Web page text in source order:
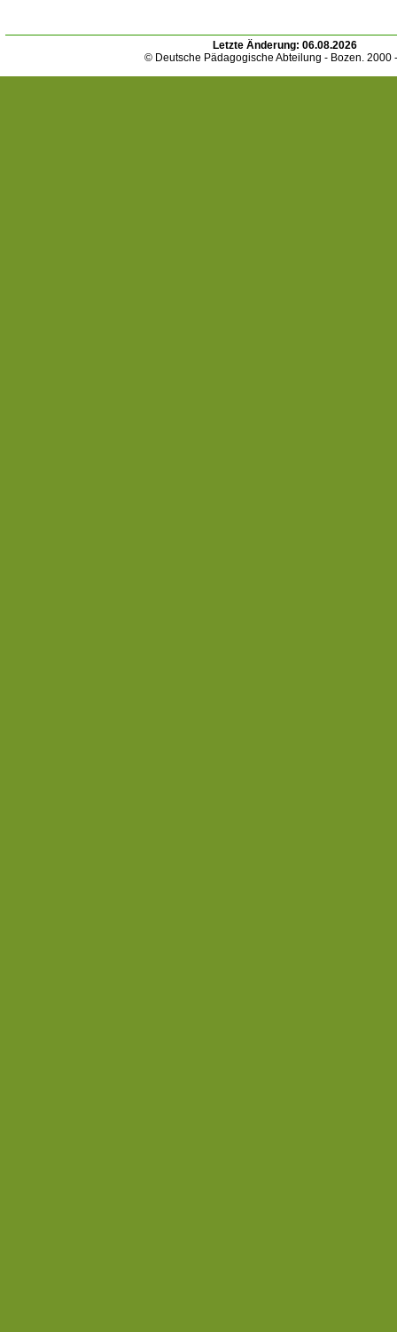
Letzte Änderung: 06.08.2026
© Deutsche Pädagogische Abteilung - Bozen. 2000